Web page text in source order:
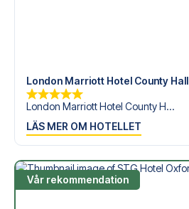
London Marriott Hotel County Hall
London Marriott Hotel County H...
LÄS MER OM HOTELLET
Vår rekommendation